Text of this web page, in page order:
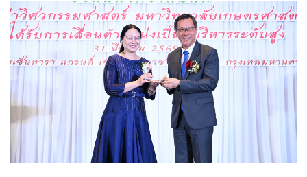
หน่วยงานที่เกี่ยวข้องเร่งติดตามสถานการณ์และแก้ไขปัญหา
อย่างต่อเนื่อง